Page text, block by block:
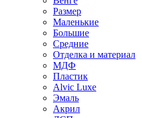
Размер
Маленькие
Большие
Средние
Отделка и материал
МДФ
Пластик
Alvic Luxe
Эмаль
Акрил